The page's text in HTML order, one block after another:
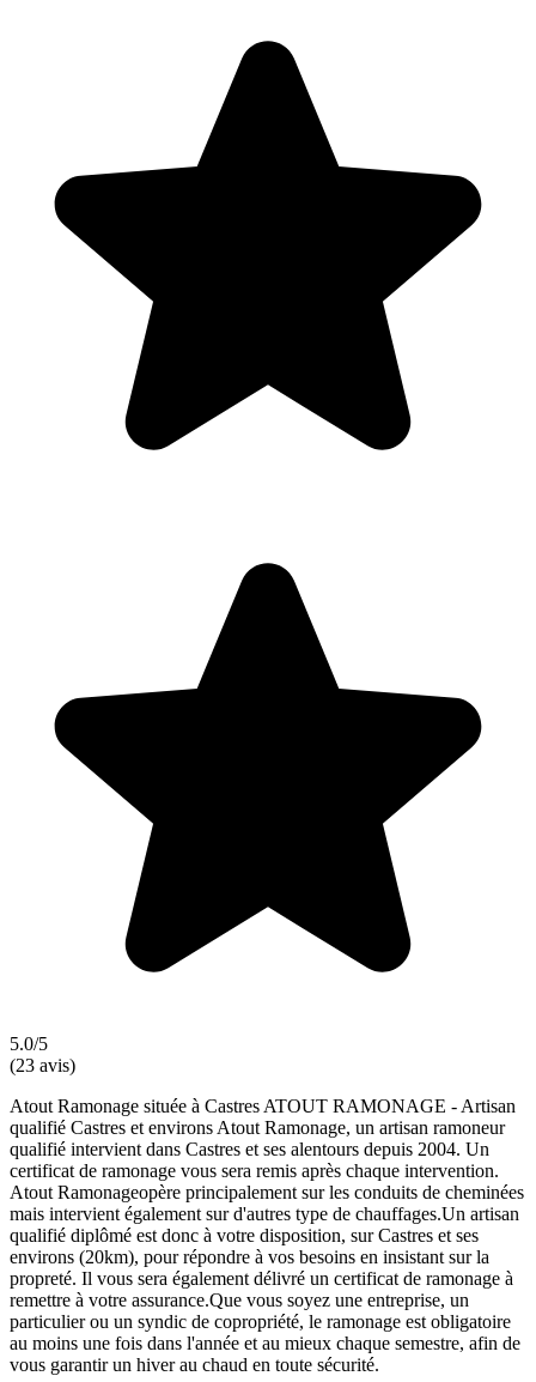
5.0/5
(23 avis)
Atout Ramonage située à Castres ATOUT RAMONAGE - Artisan
qualifié Castres et environs Atout Ramonage, un artisan ramoneur
qualifié intervient dans Castres et ses alentours depuis 2004. Un
certificat de ramonage vous sera remis après chaque intervention.
Atout Ramonageopère principalement sur les conduits de cheminées
mais intervient également sur d'autres type de chauffages.Un artisan
qualifié diplômé est donc à votre disposition, sur Castres et ses
environs (20km), pour répondre à vos besoins en insistant sur la
propreté. Il vous sera également délivré un certificat de ramonage à
remettre à votre assurance.Que vous soyez une entreprise, un
particulier ou un syndic de copropriété, le ramonage est obligatoire
au moins une fois dans l'année et au mieux chaque semestre, afin de
vous garantir un hiver au chaud en toute sécurité.